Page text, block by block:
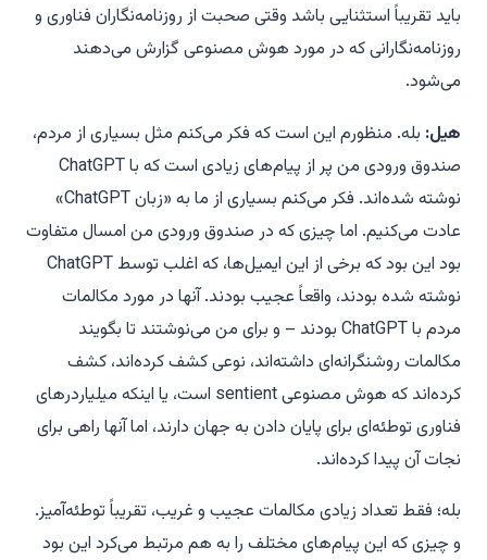
باید تقریباً استثنایی باشد وقتی صحبت از روزنامه‌نگاران فناوری و
روزنامه‌نگارانی که در مورد هوش مصنوعی گزارش می‌دهند
می‌شود.
هیل: بله. منظورم این است که فکر می‌کنم مثل بسیاری از مردم،
صندوق ورودی من پر از پیام‌های زیادی است که با ChatGPT
نوشته شده‌اند. فکر می‌کنم بسیاری از ما به «زبان ChatGPT»
عادت می‌کنیم. اما چیزی که در صندوق ورودی من امسال متفاوت
بود این بود که برخی از این ایمیل‌ها، که اغلب توسط ChatGPT
نوشته شده بودند، واقعاً عجیب بودند. آنها در مورد مکالمات
مردم با ChatGPT بودند – و برای من می‌نوشتند تا بگویند
مکالمات روشنگرانه‌ای داشته‌اند، نوعی کشف کرده‌اند، کشف
کرده‌اند که هوش مصنوعی sentient است، یا اینکه میلیاردرهای
فناوری توطئه‌ای برای پایان دادن به جهان دارند، اما آنها راهی برای
نجات آن پیدا کرده‌اند.
بله؛ فقط تعداد زیادی مکالمات عجیب و غریب، تقریباً توطئه‌آمیز.
و چیزی که این پیام‌های مختلف را به هم مرتبط می‌کرد این بود